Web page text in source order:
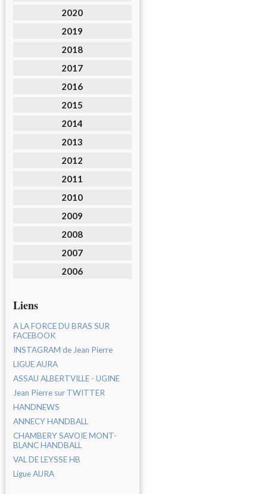
2020
2019
2018
2017
2016
2015
2014
2013
2012
2011
2010
2009
2008
2007
2006
Liens
A LA FORCE DU BRAS SUR
FACEBOOK
INSTAGRAM de Jean Pierre
LIGUE AURA
ASSAU ALBERTVILLE - UGINE
Jean Pierre sur TWITTER
HANDNEWS
ANNECY HANDBALL
CHAMBERY SAVOIE MONT-
BLANC HANDBALL
VAL DE LEYSSE HB
Ligue AURA